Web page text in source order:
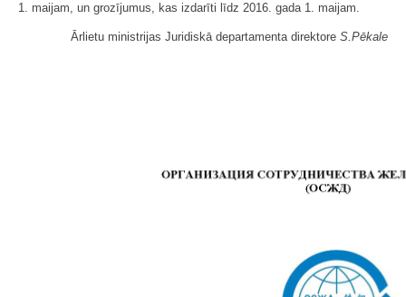
1. maijam, un grozījumus, kas izdarīti līdz 2016. gada 1. maijam.
Ārlietu ministrijas Juridiskā departamenta direktore S.Pēkale